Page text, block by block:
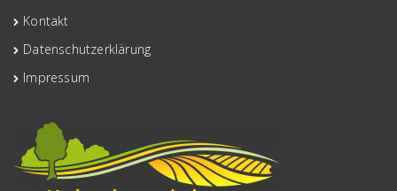
Kontakt
Datenschutzerklärung
Impressum